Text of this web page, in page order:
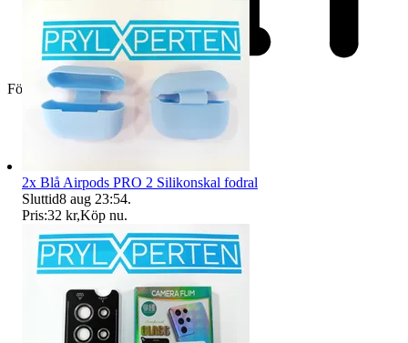
Företag
2x Blå Airpods PRO 2 Silikonskal fodral
Sluttid8 aug 23:54.
Pris:32 kr,Köp nu.